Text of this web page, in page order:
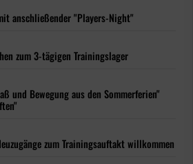
anschließender "Players-Night"
zum 3-tägigen Trainingslager
und Bewegung aus den Sommerferien"
zum Trainingsauftakt willkommen